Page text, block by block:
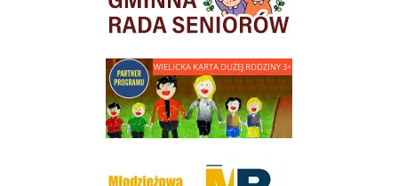
link do strony - Wielicka Karta Dużej Rodziny